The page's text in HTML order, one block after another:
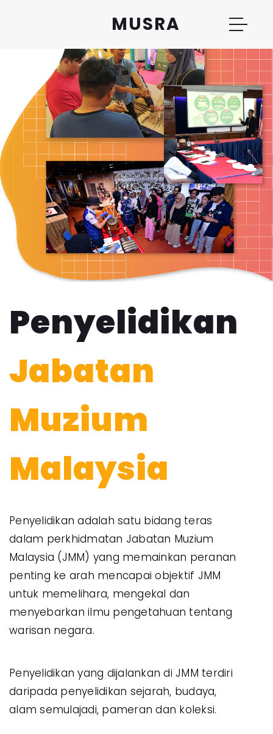
MUSRA
Penyelidikan
Jabatan
Muzium
Malaysia
Penyelidikan adalah satu bidang teras
dalam perkhidmatan Jabatan Muzium
Malaysia (JMM) yang memainkan peranan
penting ke arah mencapai objektif JMM
untuk memelihara, mengekal dan
menyebarkan ilmu pengetahuan tentang
warisan negara.
Penyelidikan yang dijalankan di JMM terdiri
daripada penyelidikan sejarah, budaya,
alam semulajadi, pameran dan koleksi.